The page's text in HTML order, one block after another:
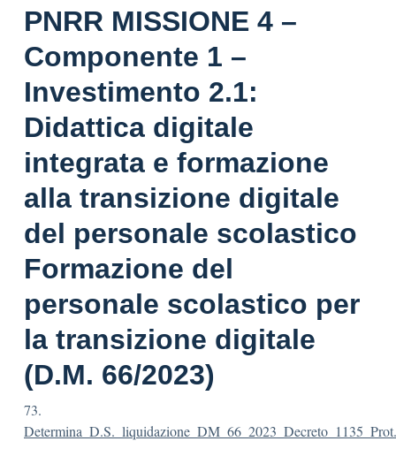
PNRR MISSIONE 4 –
Componente 1 –
Investimento 2.1:
Didattica digitale
integrata e formazione
alla transizione digitale
del personale scolastico
Formazione del
personale scolastico per
la transizione digitale
(D.M. 66/2023)
73.